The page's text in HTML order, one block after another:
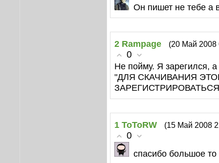
Он пишет не тебе а
2 Rampage (20 Май 2008
0
Не пойму. Я зарегился,
"ДЛЯ СКАЧИВАНИЯ
1 ToToRW (15 Май 2008
0
спасибо большое